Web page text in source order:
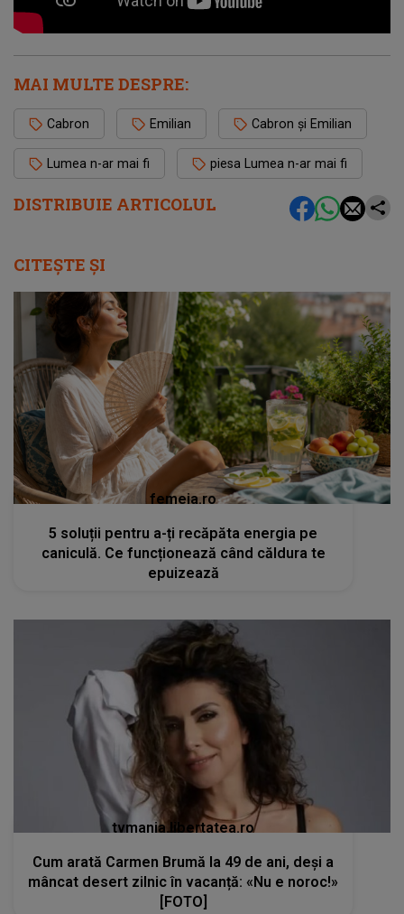
DISTRIBUIE ARTICOLUL
MAI MULTE DESPRE:
Cabron Emilian Cabron și Emilian
Lumea n-ar mai fi piesa Lumea n-ar mai fi
CITEȘTE ȘI
femeia.ro
5 soluții pentru a-ți recăpăta energia pe
caniculă. Ce funcționează când căldura te
epuizează
tvmania.libertatea.ro
Cum arată Carmen Brumă la 49 de ani, deși a
mâncat desert zilnic în vacanță: «Nu e noroc!»
[FOTO]